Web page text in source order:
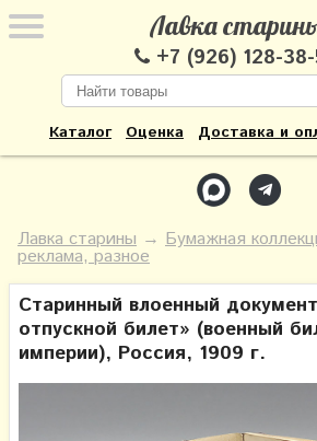
Лавка
+7 (926) 128-
Каталог Оценка Доставка и
Лавка старины → Бумажная
реклама, разное
Старинный влоенный
отпускной билет» (военный
империи), Россия, 1909 г.